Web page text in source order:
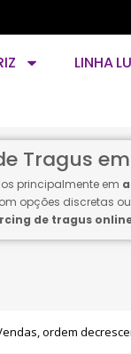
LINHA
Tragus
principalmente em
opções discretas
de tragus